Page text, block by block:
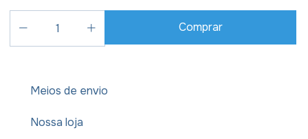
Meios de envio
Nossa loja